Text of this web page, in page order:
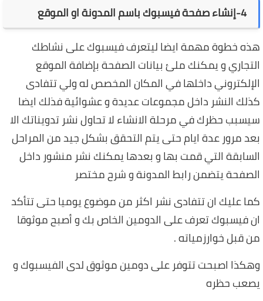
4-إنشاء صفحة فيسبوك باسم المدونة او الموقع
هذه خطوة مهمة ايضا ليتعرف فيسبوك على نشاطك
التجاري و يمكنك ملئ بيانات الصفحة بإضافة الموقع
الإلكتروني داخلها في المكان المخصص له ولي تتفادى
كذلك النشر داخل مجموعات عديدة و عشوائية فذلك ايضا
سيسبب حظرك في مرحلة الانشاء لا تحاول نشر تدويناتك الا
بعد مرور عدة ايام حتى يتم التحقق بشكل جيد من المراحل
السابقة التي قمت بها و بعدها يمكنك نشر منشور داخل
الصفحة يتضمن رابط المدونة و شرح مختصر
كما عليك ان تتفادى نشر اكثر من موضوع يوميا حتى تتأكد
ان فيسبوك تعرف على الدومين الخاص بك و أصبح موثوقا
من قبل خوارزمياته .
وهكذا اصبحت تتوفر على دومين موثوق لدى الفيسبوك و
يصعب حظره